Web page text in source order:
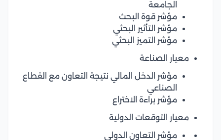
الجامعة
مؤشر قوة البحث
مؤشر التأثير البحثي
مؤشر التميز البحثي
معيار الصناعة
مؤشر الدخل المالي نتيجة التعاون مع القطاع
الصناعي
مؤشر براءة الاختراع
معيار التوقعات الدولية
مؤشر التعاون الدولي